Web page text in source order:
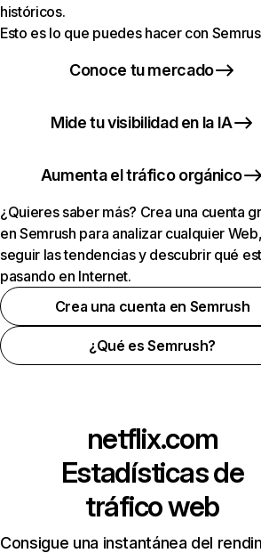
históricos.
Esto es lo que puedes hacer con
Conoce tu mercado
Mide tu visibilidad en la IA
Aumenta el tráfico orgánico
¿Quieres saber más? Crea una cuenta
en Semrush para analizar cualquier
seguir las tendencias y descubrir qué
pasando en Internet.
Crea una cuenta en Semrush
¿Qué es Semrush?
netflix.com
Estadísticas de
tráfico web
Consigue una instantánea del